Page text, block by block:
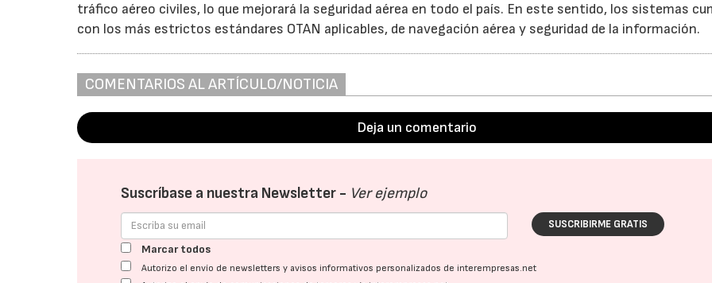
tráfico aéreo civiles, lo que mejorará la seguridad aérea en todo el país. En este sentido, los sistemas
con los más estrictos estándares OTAN aplicables, de navegación aérea y seguridad de la información.
COMENTARIOS AL ARTÍCULO/NOTICIA
Deja un comentario
Suscríbase a nuestra Newsletter - Ver ejemplo
SUSCRIBIRME GRATIS
Marcar todos
Autorizo el envío de newsletters y avisos informativos personalizados de interempresas.net